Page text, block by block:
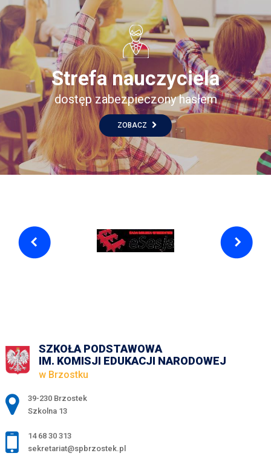
Strefa nauczyciela
dostęp zabezpieczony hasłem
ZOBACZ
SZKOŁA PODSTAWOWA
IM. KOMISJI EDUKACJI NARODOWEJ
w Brzostku
Adres pocztowy:
39-230 Brzostek
Szkolna 13
14 68 30 313
sekretariat@spbrzostek.pl